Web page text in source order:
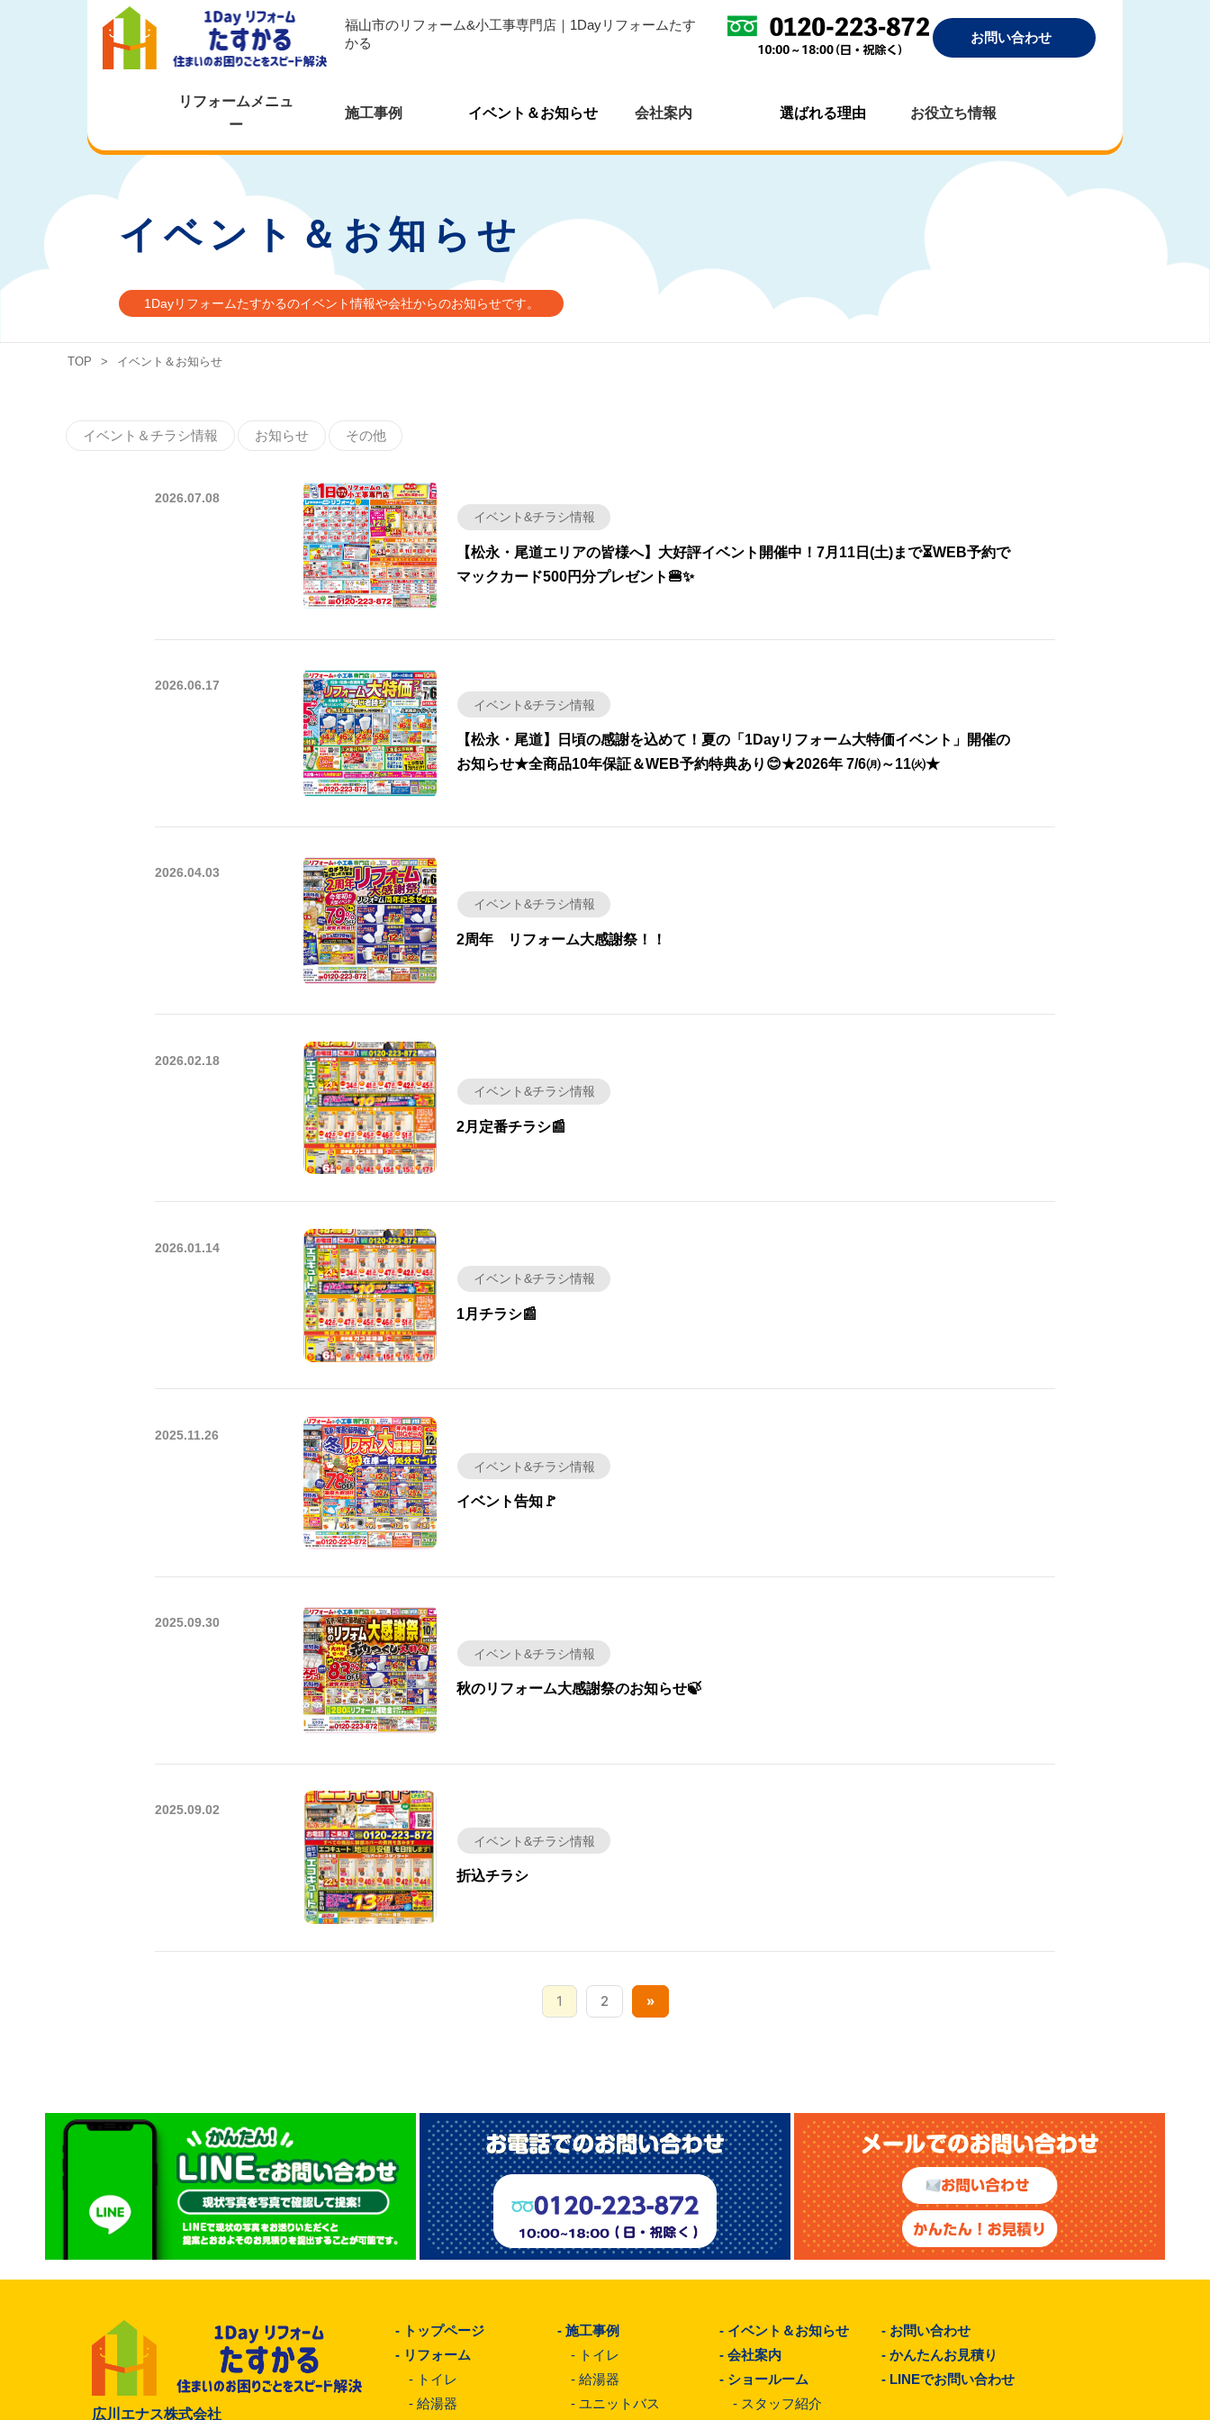
福山市のリフォーム&小工事専門店｜1Dayリフォームたす
かる
お問い合わせ
リフォームメニュ
ー
施工事例 イベント＆お知らせ 会社案内 選ばれる理由 お役立ち情報
イベント＆お知らせ
1Dayリフォームたすかるのイベント情報や会社からのお知らせです。
TOP > イベント＆お知らせ
イベント＆チラシ情報 お知らせ その他
2026.07.08
イベント&チラシ情報
【松永・尾道エリアの皆様へ】大好評イベント開催中！7月11日(土)まで⏳WEB予約で
マックカード500円分プレゼント🍔✨
2026.06.17
イベント&チラシ情報
【松永・尾道】日頃の感謝を込めて！夏の「1Dayリフォーム大特価イベント」開催の
お知らせ★全商品10年保証＆WEB予約特典あり😊★2026年 7/6㈪～11㈫★
2026.04.03
イベント&チラシ情報
2周年 リフォーム大感謝祭！！
2026.02.18
イベント&チラシ情報
2月定番チラシ📰
2026.01.14
イベント&チラシ情報
1月チラシ📰
2025.11.26
イベント&チラシ情報
イベント告知🚩
2025.09.30
イベント&チラシ情報
秋のリフォーム大感謝祭のお知らせ🍃
2025.09.02
イベント&チラシ情報
折込チラシ
1 2 »
広川エナス株式会社
-
トップページ
- リフォーム
- トイレ
-給湯器
-施工事例
- トイレ
-給湯器
-ユニットバス
- イベント＆お知らせ
-会社案内
- ショールーム
- スタッフ紹介
- お問い合わせ
-かんたんお見積り
- LINEでお問い合わせ